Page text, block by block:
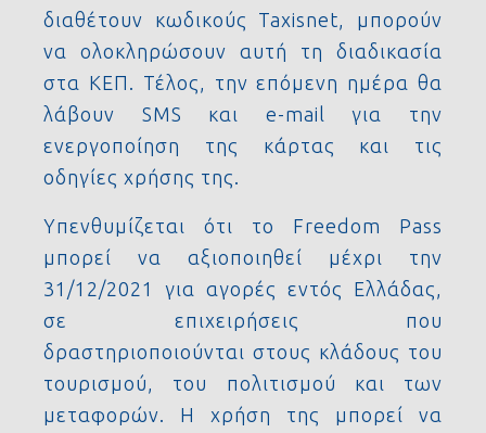
διαθέτουν κωδικούς Taxisnet, μπορούν
να ολοκληρώσουν αυτή τη διαδικασία
στα ΚΕΠ. Τέλος, την επόμενη ημέρα θα
λάβουν SMS και e-mail για την
ενεργοποίηση της κάρτας και τις
οδηγίες χρήσης της.
Υπενθυμίζεται ότι το Freedom Pass
μπορεί να αξιοποιηθεί μέχρι την
31/12/2021 για αγορές εντός Ελλάδας,
σε επιχειρήσεις που
δραστηριοποιούνται στους κλάδους του
τουρισμού, του πολιτισμού και των
μεταφορών. Η χρήση της μπορεί να